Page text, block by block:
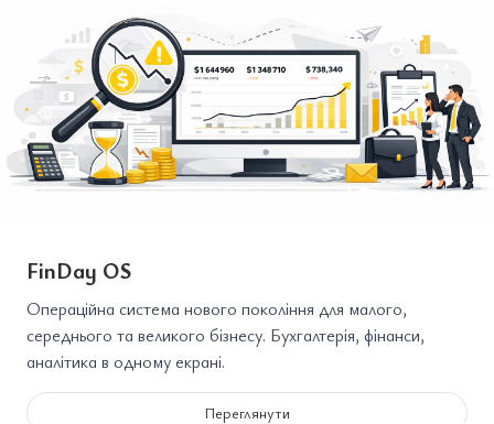
FinDay OS
Операційна система нового покоління для малого,
середнього та великого бізнесу. Бухгалтерія, фінанси,
аналітика в одному екрані.
Переглянути